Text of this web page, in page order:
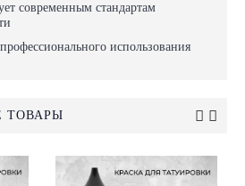
современным стандартам
использования
ТОВАРЫ